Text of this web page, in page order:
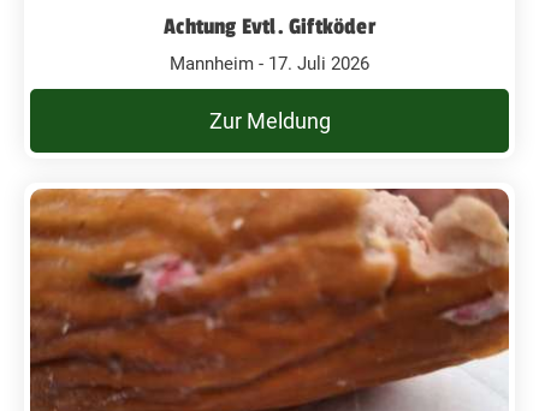
Achtung Evtl. Giftköder
Mannheim - 17. Juli 2026
Zur Meldung